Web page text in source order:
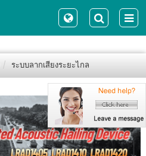
ระบบลากเสียงระยะไกล